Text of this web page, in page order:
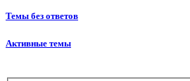
Темы без ответов
Активные темы